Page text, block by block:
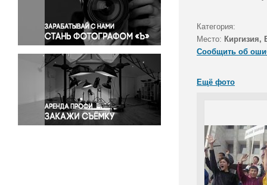
Правосудие
Происшествия и конфликты
Религия
Светская жизнь
Спорт
Экология
Экономика и бизнес
Категория:
Место: Киргизия,
Сообщить об
Ещё фото